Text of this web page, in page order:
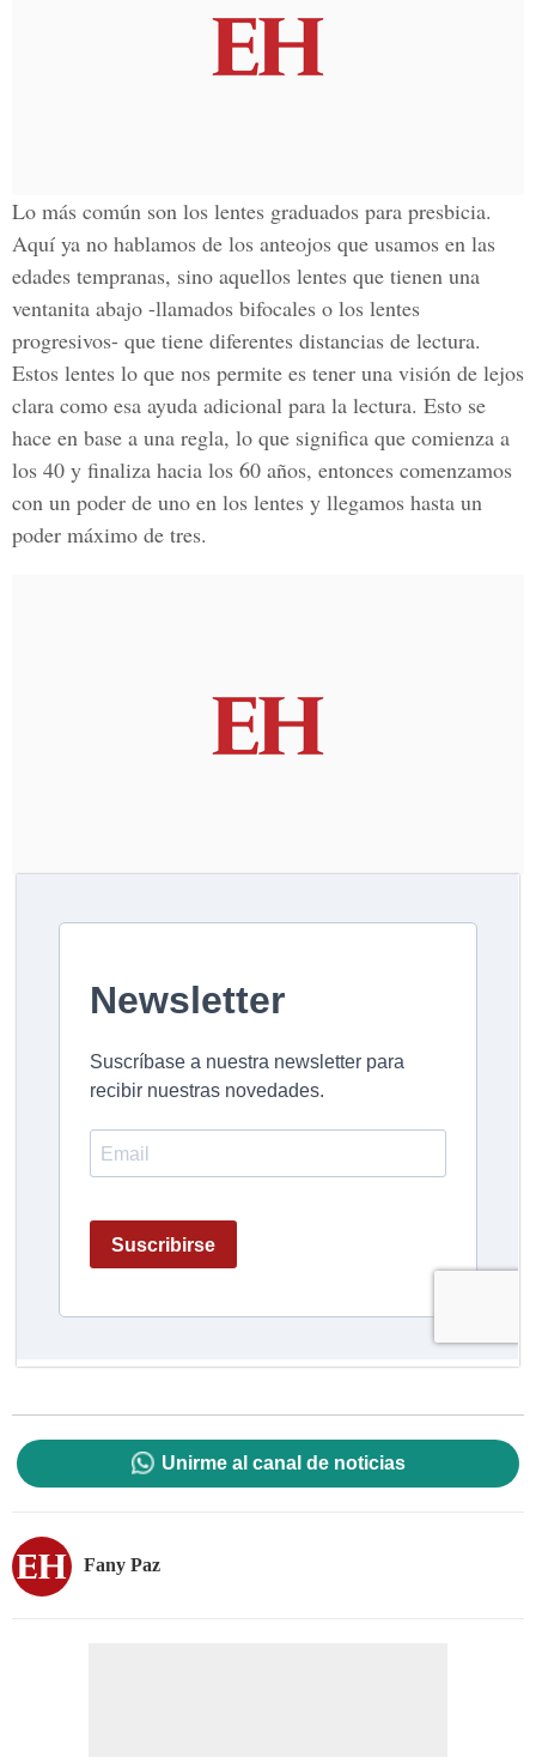
Lo más común son los lentes graduados para presbicia.
Aquí ya no hablamos de los anteojos que usamos en las
edades tempranas, sino aquellos lentes que tienen una
ventanita abajo -llamados bifocales o los lentes
progresivos- que tiene diferentes distancias de lectura.
Estos lentes lo que nos permite es tener una visión de lejos
clara como esa ayuda adicional para la lectura. Esto se
hace en base a una regla, lo que significa que comienza a
los 40 y finaliza hacia los 60 años, entonces comenzamos
con un poder de uno en los lentes y llegamos hasta un
poder máximo de tres.
Unirme al canal de noticias
Fany Paz